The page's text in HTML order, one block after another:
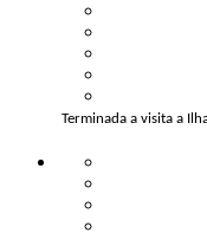
Terminada a visita a